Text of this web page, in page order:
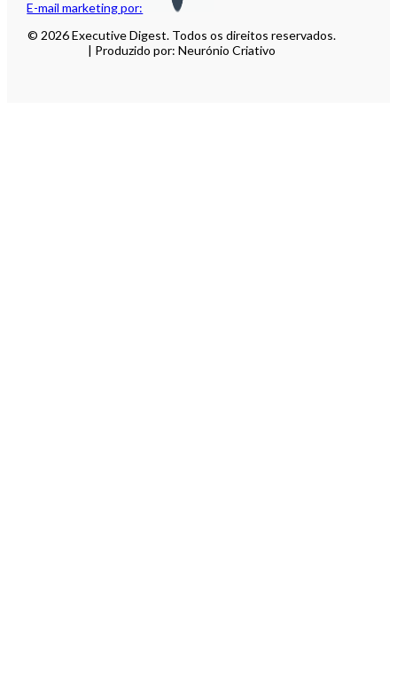
E-mail marketing por:
© 2026 Executive Digest. Todos os direitos reservados.
| Produzido por: Neurónio Criativo